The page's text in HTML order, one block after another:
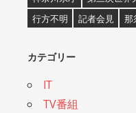
行方不明
記者会見 那
カテゴリー
IT
TV番組